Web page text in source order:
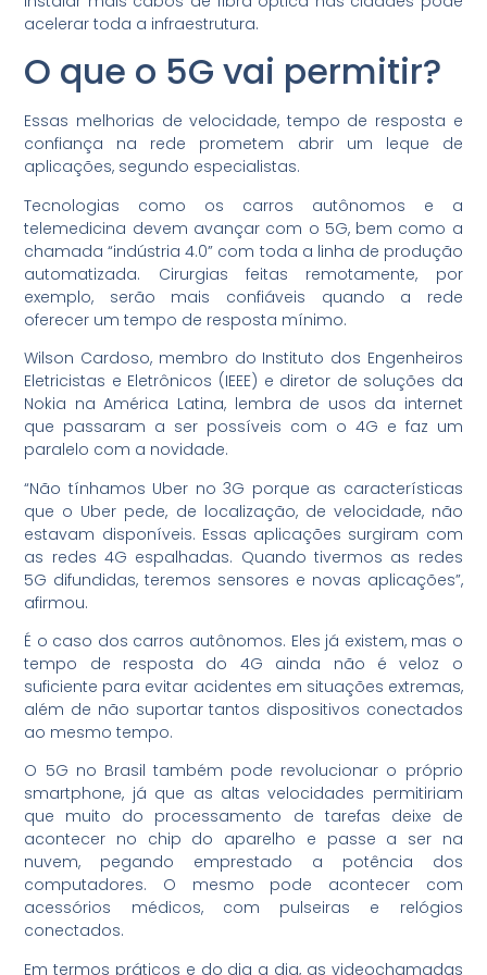
acelerar toda a infraestrutura.
O que o 5G vai permitir?
Essas melhorias de velocidade, tempo de resposta e
confiança na rede prometem abrir um leque de
aplicações, segundo especialistas.
Tecnologias como os carros autônomos e a
telemedicina devem avançar com o 5G, bem como a
chamada “indústria 4.0” com toda a linha de produção
automatizada. Cirurgias feitas remotamente, por
exemplo, serão mais confiáveis quando a rede
oferecer um tempo de resposta mínimo.
Wilson Cardoso, membro do Instituto dos Engenheiros
Eletricistas e Eletrônicos (IEEE) e diretor de soluções da
Nokia na América Latina, lembra de usos da internet
que passaram a ser possíveis com o 4G e faz um
paralelo com a novidade.
“Não tínhamos Uber no 3G porque as características
que o Uber pede, de localização, de velocidade, não
estavam disponíveis. Essas aplicações surgiram com
as redes 4G espalhadas. Quando tivermos as redes
5G difundidas, teremos sensores e novas aplicações”,
afirmou.
É o caso dos carros autônomos. Eles já existem, mas o
tempo de resposta do 4G ainda não é veloz o
suficiente para evitar acidentes em situações extremas,
além de não suportar tantos dispositivos conectados
ao mesmo tempo.
O 5G no Brasil também pode revolucionar o próprio
smartphone, já que as altas velocidades permitiriam
que muito do processamento de tarefas deixe de
acontecer no chip do aparelho e passe a ser na
nuvem, pegando emprestado a potência dos
computadores. O mesmo pode acontecer com
acessórios médicos, com pulseiras e relógios
conectados.
Em termos práticos e do dia a dia, as videochamadas